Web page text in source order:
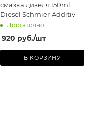
смазка дизеля 150ml
Diesel Schmier-Additiv
Достаточно
920 руб./шт
В КОРЗИНУ